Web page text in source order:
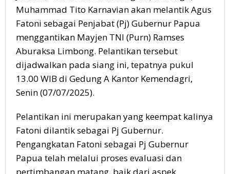
Muhammad Tito Karnavian akan melantik Agus
Fatoni sebagai Penjabat (Pj) Gubernur Papua
menggantikan Mayjen TNI (Purn) Ramses
Aburaksa Limbong. Pelantikan tersebut
dijadwalkan pada siang ini, tepatnya pukul
13.00 WIB di Gedung A Kantor Kemendagri,
Senin (07/07/2025).
Pelantikan ini merupakan yang keempat kalinya
Fatoni dilantik sebagai Pj Gubernur.
Pengangkatan Fatoni sebagai Pj Gubernur
Papua telah melalui proses evaluasi dan
pertimbangan matang, baik dari aspek